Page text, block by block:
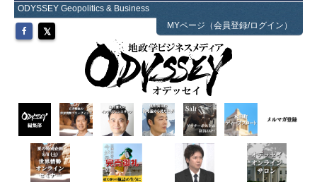
ODYSSEY Geopolitics & Business
MYページ（会員登録/ログイン）